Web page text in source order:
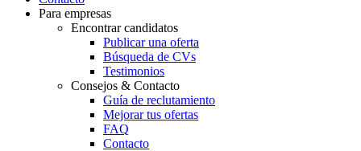
Para empresas
Encontrar candidatos
Publicar una oferta
Búsqueda de CVs
Testimonios
Consejos & Contacto
Guía de reclutamiento
Mejorar tus ofertas
FAQ
Contacto